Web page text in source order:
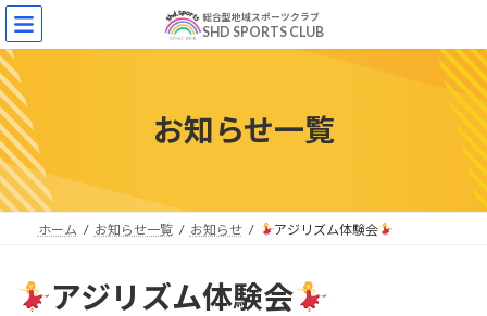
コ
テ
ン
ツ
へ
ス
キ
ッ
プ
ナ
ゲ
ー
シ
ョ
ン
に
移
動
総合型地域スポーツクラブ
SHD SPORTS CLUB
お知らせ一覧
ホーム お知らせ一覧 お知らせ アジリズム体験会
アジリズム体験会